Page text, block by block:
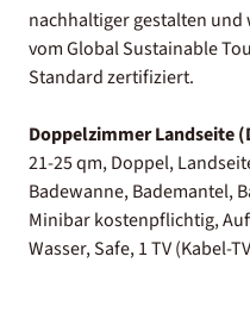
nachhaltiger gestalten
vom Global Sustainable
Standard zertifiziert.
Doppelzimmer Landseite
21-25 qm, Doppel,
Badewanne, Bademantel,
Minibar kostenpflichtig,
Wasser, Safe, 1 TV (Kabel-